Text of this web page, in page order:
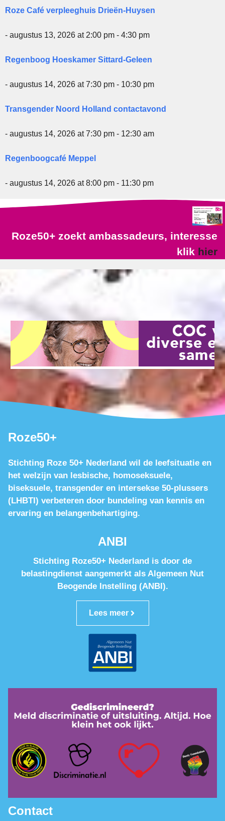
Roze Café verpleeghuis Drieën-Huysen
- augustus 13, 2026 at 2:00 pm - 4:30 pm
Regenboog Hoeskamer Sittard-Geleen
- augustus 14, 2026 at 7:30 pm - 10:30 pm
Transgender Noord Holland contactavond
- augustus 14, 2026 at 7:30 pm - 12:30 am
Regenboogcafé Meppel
- augustus 14, 2026 at 8:00 pm - 11:30 pm
Roze50+ zoekt ambassadeurs, interesse
klik hier
Roze50+
Stichting Roze 50+ Nederland wil de leefsituatie en
het welzijn van lesbische, homoseksuele,
biseksuele, transgender en intersekse 50-plussers
(LHBTI) verbeteren door bundeling van kennis en
ervaring en belangenbehartiging.
ANBI
Stichting Roze50+ Nederland is door de
belastingdienst aangemerkt als Algemeen Nut
Beogende Instelling (ANBI).
Lees meer
Contact